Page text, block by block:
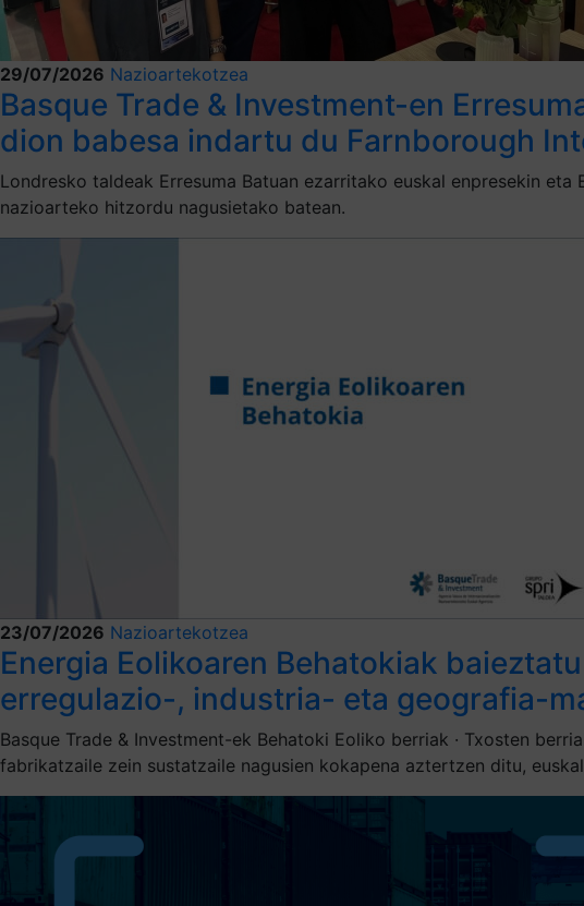
29/07/2026 Nazioartekotzea
Basque Trade & Investment-en
dion babesa indartu du Farnborough
Londresko taldeak Erresuma Batuan ezarritako euskal enpresekin
nazioarteko hitzordu nagusietako batean.
23/07/2026 Nazioartekotzea
Energia Eolikoaren Behatokiak
erregulazio-, industria- eta geografia-
Basque Trade & Investment-ek Behatoki Eoliko berriak · Txosten
fabrikatzaile zein sustatzaile nagusien kokapena aztertzen ditu,